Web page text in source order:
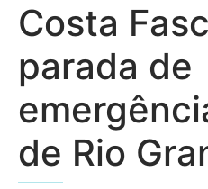
Costa
parada de
de Rio